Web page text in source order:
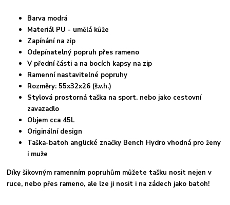
Barva modrá
Materiál PU - umělá kůže
Zapínání na zip
Odepínatelný popruh přes rameno
V přední části a na bocích kapsy na zip
Ramenní nastavitelné popruhy
Rozměry: 55x32x26 (š.v.h.)
Stylová prostorná taška na sport. nebo jako cestovní
zavazadlo
Objem cca 45L
Originální design
Taška-batoh anglické značky Bench Hydro vhodná pro ženy
i muže
Díky šikovným ramenním popruhům můžete tašku nosit nejen v
ruce, nebo přes rameno, ale lze ji nosit i na zádech jako batoh!